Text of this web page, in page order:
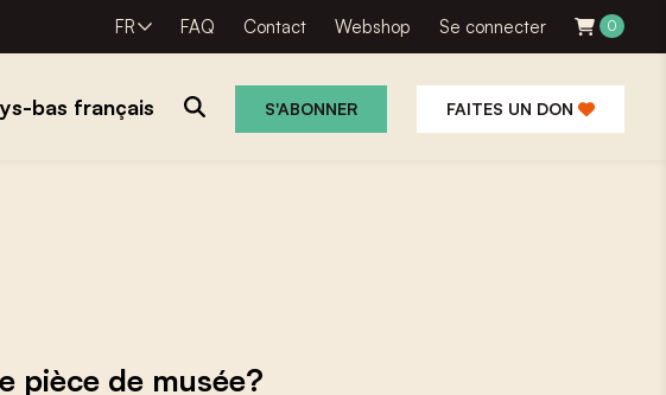
FR FAQ Contact Webshop Se connecter 0
bas français S'ABONNER FAITES UN DON
pièce de musée?